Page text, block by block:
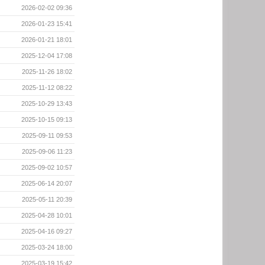
2026-02-02 09:36
2026-01-23 15:41
2026-01-21 18:01
2025-12-04 17:08
2025-11-26 18:02
2025-11-12 08:22
2025-10-29 13:43
2025-10-15 09:13
2025-09-11 09:53
2025-09-06 11:23
2025-09-02 10:57
2025-06-14 20:07
2025-05-11 20:39
2025-04-28 10:01
2025-04-16 09:27
2025-03-24 18:00
2025-03-19 15:42